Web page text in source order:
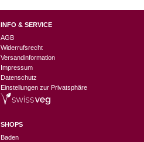
INFO & SERVICE
AGB
Widerrufsrecht
Versandinformation
Impressum
Datenschutz
Einstellungen zur Privatsphäre
SHOPS
Baden